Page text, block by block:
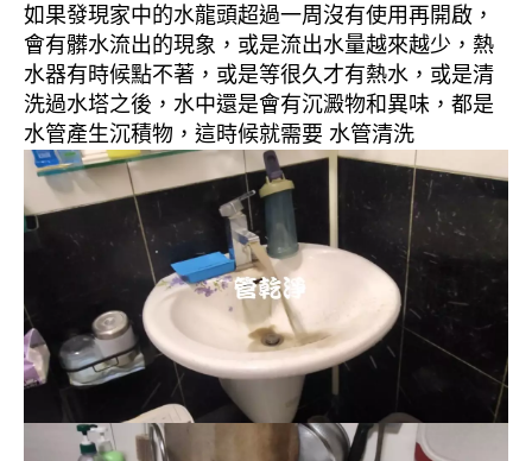
如果發現家中的水龍頭超過一周沒有使用再開啟，
會有髒水流出的現象，或是流出水量越來越少，熱
水器有時候點不著，或是等很久才有熱水，或是清
洗過水塔之後，水中還是會有沉澱物和異味，都是
水管產生沉積物，這時候就需要 水管清洗